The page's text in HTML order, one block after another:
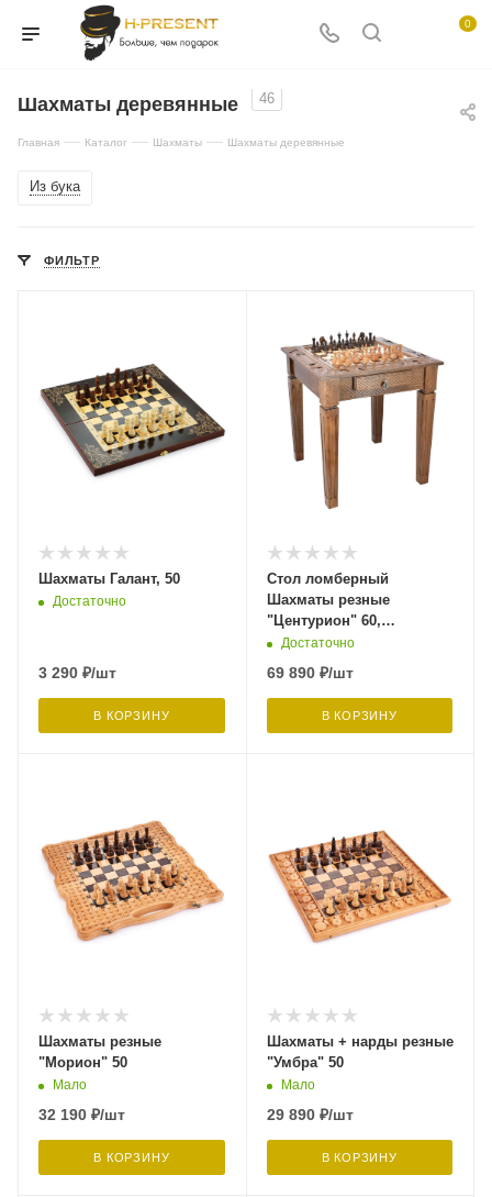
0
Шахматы деревянные 46
Главная — Каталог — Шахматы — Шахматы деревянные
Из бука
ФИЛЬТР
Шахматы Галант, 50
Достаточно
3 290 ₽/шт
В КОРЗИНУ
Стол ломберный
Шахматы резные
"Центурион" 60,
Harutyunyan
Достаточно
69 890₽/шт
В КОРЗИНУ
Шахматы резные
"Морион" 50
Мало
32 190 ₽/шт
В КОРЗИНУ
Шахматы + нарды резные
"Умбра" 50
Мало
29 890₽/шт
В КОРЗИНУ